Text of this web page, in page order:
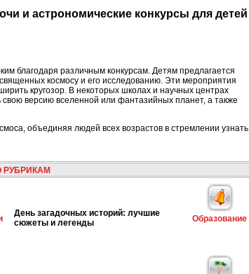
и астрономические конкурсы для детей
благодаря различным конкурсам. Детям предлагается
космосу и его исследованию. Эти мероприятия
кругозор. В некоторых школах и научных центрах
версию вселенной или фантазийных планет, а также
объединяя людей всех возрастов в стремлении узнать
День загадочных историй: лучшие
сюжеты и легенды
Образование